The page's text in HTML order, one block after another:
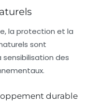
la protection et la
sont
des
durable